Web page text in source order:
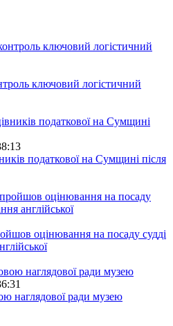
ключовий логістичний
податкової на Сумщині після
оцінювання на посаду судді
наглядової ради музею